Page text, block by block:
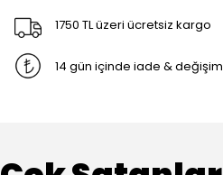
1750 TL üzeri ücretsiz kargo
14 gün içinde iade & değişim